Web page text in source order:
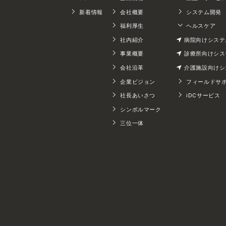
新着情報 会社概要
福利厚生
社内紹介
事業概要
会社沿革
企業ビジョン
社長あいさつ
シンボルマーク
三位一体
システム開発
ヘルスケア
病院向けシステ
診療所向けシス
介護施設向け
フィールドサ
iDCサービス